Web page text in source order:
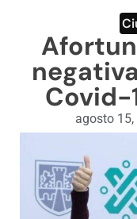
Covid-
agosto 15,